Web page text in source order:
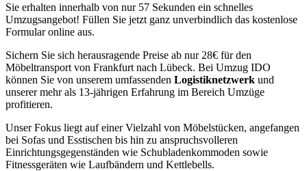
Sie erhalten innerhalb von nur 57 Sekunden ein schnelles
Umzugsangebot! Füllen Sie jetzt ganz unverbindlich das kostenlose
Formular online aus.
Sichern Sie sich herausragende Preise ab nur 28€ für den
Möbeltransport von Frankfurt nach Lübeck. Bei Umzug IDO
können Sie von unserem umfassenden Logistiknetzwerk und
unserer mehr als 13-jährigen Erfahrung im Bereich Umzüge
profitieren.
Unser Fokus liegt auf einer Vielzahl von Möbelstücken, angefangen
bei Sofas und Esstischen bis hin zu anspruchsvolleren
Einrichtungsgegenständen wie Schubladenkommoden sowie
Fitnessgeräten wie Laufbändern und Kettlebells.